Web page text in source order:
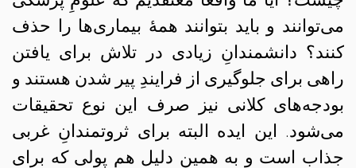
می‌توانند و باید بتوانند همهٔ بیماری‌ها را حذف
کنند؟ دانشمندانِ زیادی در تلاش برای یافتن
راهی برای جلوگیری از فرایندِ پیر شدن هستند و
بودجه‌های کلانی نیز صرف این نوع تحقیقات
می‌شود. این ایده البته برای ثروتمندانِ غربی
جذاب است و به همین دلیل هم پولی که برای